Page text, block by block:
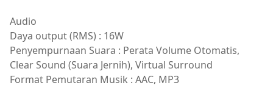
Audio
Daya output (RMS) : 16W
Penyempurnaan Suara : Perata Volume Otomatis,
Clear Sound (Suara Jernih), Virtual Surround
Format Pemutaran Musik : AAC, MP3